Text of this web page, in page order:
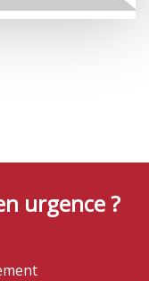
urgence ?